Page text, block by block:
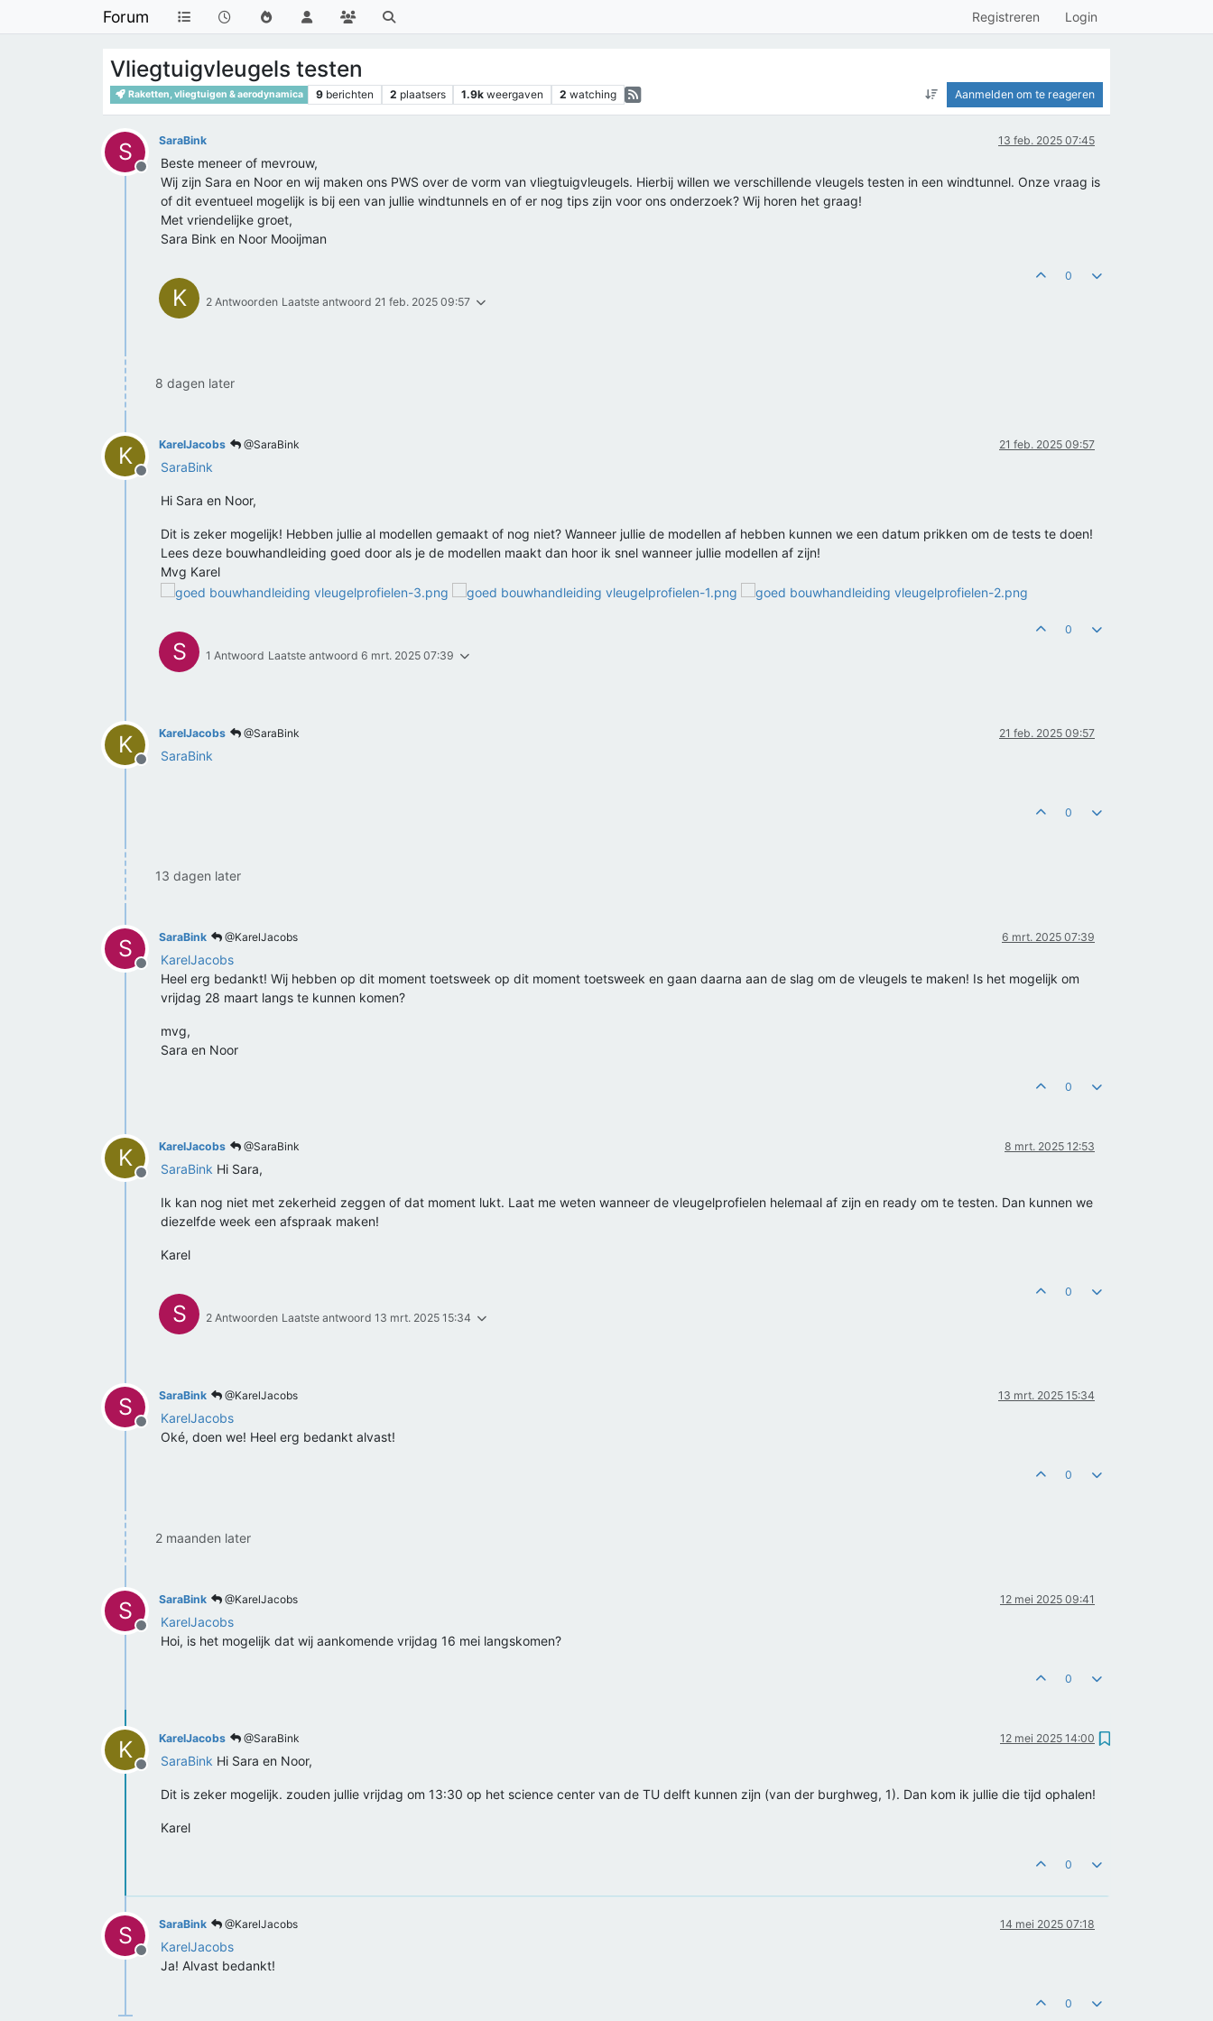
Forum Registreren Login
Vliegtuigvleugels testen
Raketten, vliegtuigen & aerodynamica 9 berichten 2 plaatsers 1.9k weergaven 2 watching Aanmelden om te reageren
S
Offline
SaraBink 13 feb. 2025 07:45
Beste meneer of mevrouw,
Wij zijn Sara en Noor en wij maken ons PWS over de vorm van vliegtuigvleugels. Hierbij willen we verschillende vleugels testen in een windtunnel. Onze vraag is
of dit eventueel mogelijk is bij een van jullie windtunnels en of er nog tips zijn voor ons onderzoek? Wij horen het graag!
Met vriendelijke groet,
Sara Bink en Noor Mooijman
K 2 Antwoorden Laatste antwoord 21 feb. 2025 09:57
0
8 dagen later
K
Offline
KarelJacobs @SaraBink 21 feb. 2025 09:57
SaraBink
Hi Sara en Noor,
Dit is zeker mogelijk! Hebben jullie al modellen gemaakt of nog niet? Wanneer jullie de modellen af hebben kunnen we een datum prikken om de tests te doen!
Lees deze bouwhandleiding goed door als je de modellen maakt dan hoor ik snel wanneer jullie modellen af zijn!
Mvg Karel
S 1 Antwoord Laatste antwoord 6 mrt. 2025 07:39
0
K
Offline
KarelJacobs @SaraBink 21 feb. 2025 09:57
SaraBink
0
13 dagen later
S
Offline
SaraBink @KarelJacobs 6 mrt. 2025 07:39
KarelJacobs
Heel erg bedankt! Wij hebben op dit moment toetsweek op dit moment toetsweek en gaan daarna aan de slag om de vleugels te maken! Is het mogelijk om
vrijdag 28 maart langs te kunnen komen?
mvg,
Sara en Noor
0
K
Offline
KarelJacobs @SaraBink 8 mrt. 2025 12:53
SaraBink Hi Sara,
Ik kan nog niet met zekerheid zeggen of dat moment lukt. Laat me weten wanneer de vleugelprofielen helemaal af zijn en ready om te testen. Dan kunnen we
diezelfde week een afspraak maken!
Karel
S 2 Antwoorden Laatste antwoord 13 mrt. 2025 15:34
0
S
Offline
SaraBink @KarelJacobs 13 mrt. 2025 15:34
KarelJacobs
Oké, doen we! Heel erg bedankt alvast!
0
2 maanden later
S
Offline
SaraBink @KarelJacobs 12 mei 2025 09:41
KarelJacobs
Hoi, is het mogelijk dat wij aankomende vrijdag 16 mei langskomen?
0
K
Offline
KarelJacobs @SaraBink 12 mei 2025 14:00
SaraBink Hi Sara en Noor,
Dit is zeker mogelijk. zouden jullie vrijdag om 13:30 op het science center van de TU delft kunnen zijn (van der burghweg, 1). Dan kom ik jullie die tijd ophalen!
Karel
0
S
Offline
SaraBink @KarelJacobs 14 mei 2025 07:18
KarelJacobs
Ja! Alvast bedankt!
0